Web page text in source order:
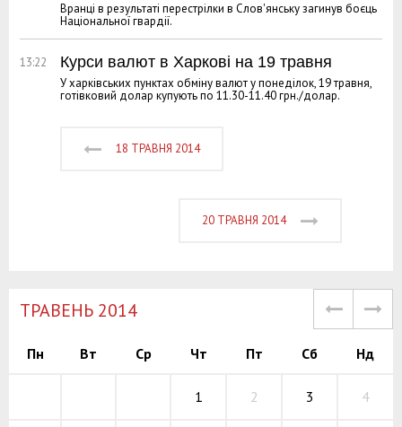
Вранці в результаті перестрілки в Слов'янську загинув боєць
Національної гвардії.
13:22 Курси валют в Харкові на 19 травня
У харківських пунктах обміну валют у понеділок, 19 травня,
готівковий долар купують по 11.30-11.40 грн./долар.
18 ТРАВНЯ 2014
20 ТРАВНЯ 2014
TРАВЕНЬ 2014
Пн Вт Ср Чт Пт Сб Нд
1 2 3 4